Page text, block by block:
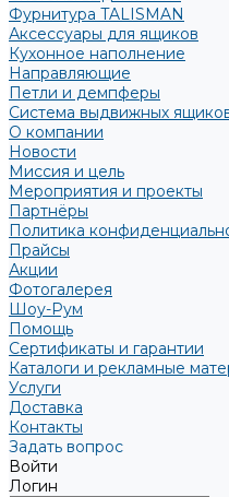
Фурнитура TALISMAN
Аксессуары для ящиков
Кухонное наполнение
Направляющие
Петли и демпферы
Система выдвижных
О компании
Новости
Миссия и цель
Мероприятия и проекты
Партнёры
Политика
Прайсы
Акции
Фотогалерея
Шоу-Рум
Помощь
Сертификаты и гарантии
Каталоги и рекламные
Услуги
Доставка
Контакты
Задать вопрос
Войти
Логин